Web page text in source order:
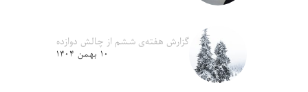
گزارش هفته‌ی ششم از چالش دوازده
۱۰ بهمن ۱۴۰۴